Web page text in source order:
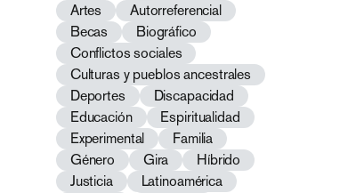
Artes
Autorreferencial
Becas
Biográfico
Conflictos sociales
Culturas y pueblos ancestrales
Deportes
Discapacidad
Educación
Espiritualidad
Experimental
Familia
Género
Gira
Híbrido
Justicia
Latinoamérica